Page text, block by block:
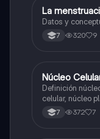
Biologia
La
Datos y
7 320 9
Biologia
Núcleo
Definición núcleo Celular
celular, núcleo
Interfase Fases
7 372 7